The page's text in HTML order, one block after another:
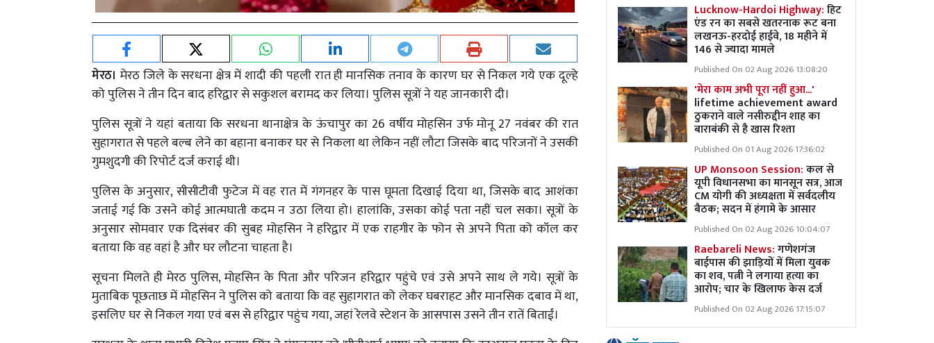
मेरठ। मेरठ जिले के सरधना क्षेत्र में शादी की पहली रात ही मानसिक तनाव के कारण घर से निकल गये एक दूल्हे
को पुलिस ने तीन दिन बाद हरिद्वार से सकुशल बरामद कर लिया। पुलिस सूत्रों ने यह जानकारी दी।
पुलिस सूत्रों ने यहां बताया कि सरधना थानाक्षेत्र के ऊंचापुर का 26 वर्षीय मोहसिन उर्फ मोनू 27 नवंबर की रात
सुहागरात से पहले बल्ब लेने का बहाना बनाकर घर से निकला था लेकिन नहीं लौटा जिसके बाद परिजनों ने उसकी
गुमशुदगी की रिपोर्ट दर्ज कराई थी।
पुलिस के अनुसार, सीसीटीवी फुटेज में वह रात में गंगनहर के पास घूमता दिखाई दिया था, जिसके बाद आशंका
जताई गई कि उसने कोई आत्मघाती कदम न उठा लिया हो। हालांकि, उसका कोई पता नहीं चल सका। सूत्रों के
अनुसार सोमवार एक दिसंबर की सुबह मोहसिन ने हरिद्वार में एक राहगीर के फोन से अपने पिता को कॉल कर
बताया कि वह वहां है और घर लौटना चाहता है।
सूचना मिलते ही मेरठ पुलिस, मोहसिन के पिता और परिजन हरिद्वार पहुंचे एवं उसे अपने साथ ले गये। सूत्रों के
मुताबिक पूछताछ में मोहसिन ने पुलिस को बताया कि वह सुहागरात को लेकर घबराहट और मानसिक दबाव में था,
इसलिए घर से निकल गया एवं बस से हरिद्वार पहुंच गया, जहां रेलवे स्टेशन के आसपास उसने तीन रातें बिताईं।
Lucknow-Hardoi Highway:हिट
एंड रन का सबसे खतरनाक रूट बना
लखनऊ-हरदोई हाईवे, 18 महीने में
146 से ज्यादा मामले
Published On 02 Aug 2026 13:08:20
'मेरा काम अभी पूरा नहीं हुआ...'
lifetime achievement award
ठुकराने वाले नसीरुद्दीन शाह का
बाराबंकी से है खास रिश्ता
Published On 01 Aug 2026 17:36:02
UP Monsoon Session:कल से
यूपी विधानसभा का मानसून सत्र, आज
CM योगी की अध्यक्षता में सर्वदलीय
बैठक; सदन में हंगामे के आसार
Published On 02 Aug 2026 10:04:07
Raebareli News:गणेशगंज
बाईपास की झाड़ियों में मिला युवक
का शव, पत्नी ने लगाया हत्या का
आरोप; चार के खिलाफ केस दर्ज
Published On 02 Aug 2026 17:15:07